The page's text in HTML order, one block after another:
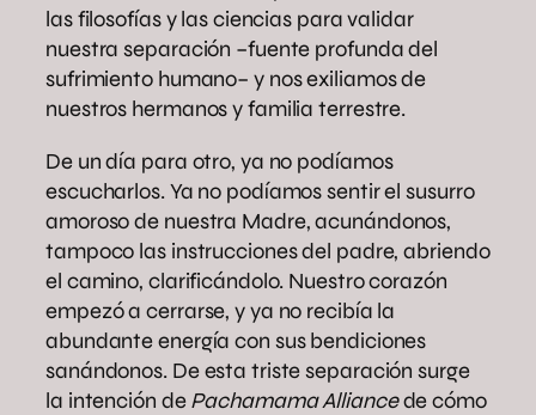
las filosofías y las ciencias para validar
nuestra separación –fuente profunda del
sufrimiento humano– y nos exiliamos de
nuestros hermanos y familia terrestre.
De un día para otro, ya no podíamos
escucharlos. Ya no podíamos sentir el susurro
amoroso de nuestra Madre, acunándonos,
tampoco las instrucciones del padre, abriendo
el camino, clarificándolo. Nuestro corazón
empezó a cerrarse, y ya no recibía la
abundante energía con sus bendiciones
sanándonos. De esta triste separación surge
la intención dePachamama Alliancede cómo